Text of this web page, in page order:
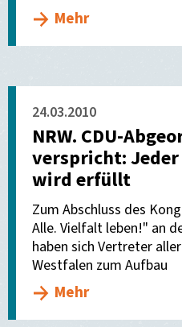
Mehr
24.03.2010
NRW. CDU-
verspricht: Jeder
wird erfüllt
Zum Abschluss des
Alle. Vielfalt leben!" an
haben sich Vertreter
Westfalen zum Aufbau
Mehr